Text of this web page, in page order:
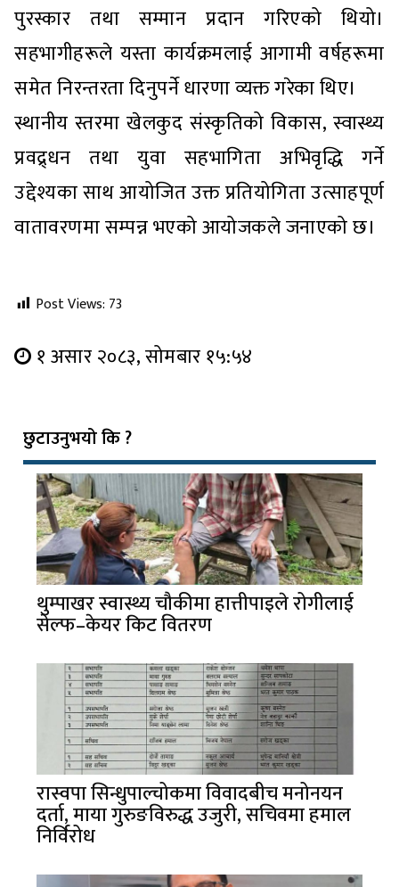
पुरस्कार तथा सम्मान प्रदान गरिएको थियो।
सहभागीहरूले यस्ता कार्यक्रमलाई आगामी वर्षहरूमा
समेत निरन्तरता दिनुपर्ने धारणा व्यक्त गरेका थिए।
स्थानीय स्तरमा खेलकुद संस्कृतिको विकास, स्वास्थ्य
प्रवद्र्धन तथा युवा सहभागिता अभिवृद्धि गर्ने
उद्देश्यका साथ आयोजित उक्त प्रतियोगिता उत्साहपूर्ण
वातावरणमा सम्पन्न भएको आयोजकले जनाएको छ।
Post Views: 73
१ असार २०८३, सोमबार १५:५४
छुटाउनुभयो कि ?
थुम्पाखर स्वास्थ्य चौकीमा हात्तीपाइले रोगीलाई
सेल्फ–केयर किट वितरण
रास्वपा सिन्धुपाल्चोकमा विवादबीच मनोनयन
दर्ता, माया गुरुङविरुद्ध उजुरी, सचिवमा हमाल
निर्विरोध